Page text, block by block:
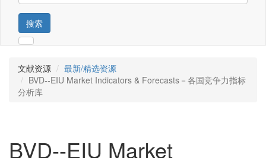
搜索
文献资源
最新/精选资源
BVD--EIU Market Indicators & Forecasts－各国竞争力指标
分析库
BVD--EIU Market